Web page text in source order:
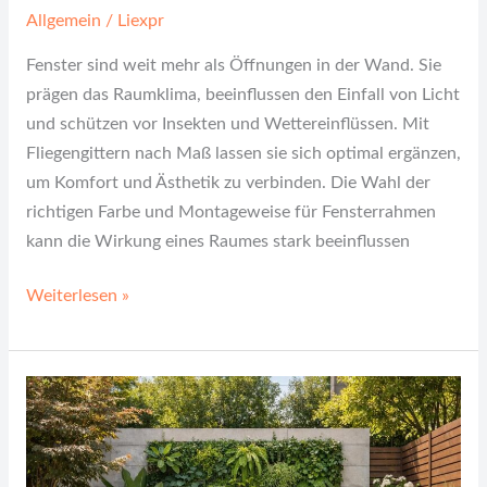
Allgemein / Liexpr
Fenster sind weit mehr als Öffnungen in der Wand. Sie
prägen das Raumklima, beeinflussen den Einfall von Licht
und schützen vor Insekten und Wettereinflüssen. Mit
Fliegengittern nach Maß lassen sie sich optimal ergänzen,
um Komfort und Ästhetik zu verbinden. Die Wahl der
richtigen Farbe und Montageweise für Fensterrahmen
kann die Wirkung eines Raumes stark beeinflussen
Weiterlesen »
So
optimieren
Sie
Ihren